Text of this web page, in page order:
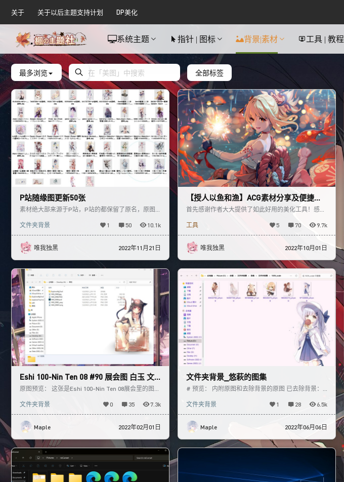
关于 关于以后主题支持计划 DP美化
系统主题 指针 | 图标 背景|素材 工具 | 教程
最多浏览 全部标签
P站随缘图更新50张
素材绝大部来源于P站，P站的都保留了原名，原图
缘，审美一样的拿
文件夹背景 1 50 10.1k
唯我独黑 2022年11月21日
【授人以鱼和渔】ACG素材分享及便捷抠
图工具
首先感谢作者大大提供了如此好用的美化工具！感谢
收集本人喜欢的
工具 5 70 9.7k
唯我独黑 2022年10月01日
Eshi 100-Nin Ten 08 #90 展会图 白玉 文
件夹背景
原图预览： 这张是Eshi 100-Nin Ten 08展会里的图片
文件夹背景
0 35 7.3k
Maple 2022年02月01日
文件夹背景_悠萩的图集
# 预览： 内附原图和去除背景的原图 已去除背景：
择合适的尺
文件夹背景 1 28 6.5k
Maple 2022年06月06日